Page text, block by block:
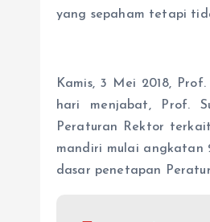
yang sepaham tetapi
Kamis, 3 Mei 2018,
hari menjabat, Prof.
Peraturan Rektor
mandiri mulai angkatan
dasar penetapan